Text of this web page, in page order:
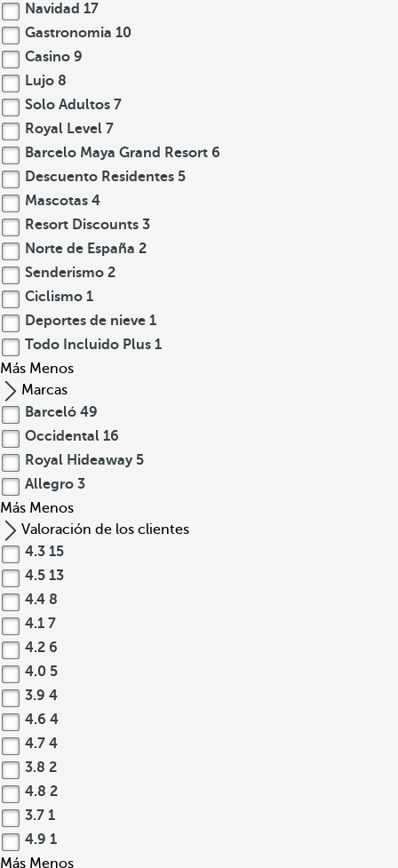
Navidad 17
Gastronomia 10
Casino 9
Lujo 8
Solo Adultos 7
Royal Level 7
Barcelo Maya Grand Resort 6
Descuento Residentes 5
Mascotas 4
Resort Discounts 3
Norte de España 2
Senderismo 2
Ciclismo 1
Deportes de nieve 1
Todo Incluido Plus 1
Más Menos
Marcas
Barceló 49
Occidental 16
Royal Hideaway 5
Allegro 3
Más Menos
Valoración de los clientes
4.3 15
4.5 13
4.4 8
4.1 7
4.2 6
4.0 5
3.9 4
4.6 4
4.7 4
3.8 2
4.8 2
3.7 1
4.9 1
Más Menos